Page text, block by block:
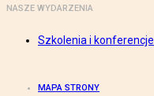
NASZE WYDARZENIA
Szkolenia i konferencje
MAPA STRONY